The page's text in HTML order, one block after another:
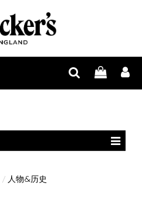
/ 人物&历史